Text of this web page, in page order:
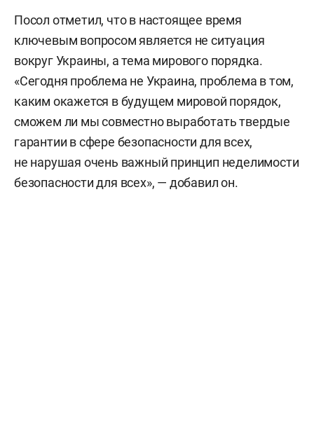
Посол отметил, что в настоящее время
ключевым вопросом является не ситуация
вокруг Украины, а тема мирового порядка.
«Сегодня проблема не Украина, проблема в том,
каким окажется в будущем мировой порядок,
сможем ли мы совместно выработать твердые
гарантии в сфере безопасности для всех,
не нарушая очень важный принцип неделимости
безопасности для всех», — добавил он.